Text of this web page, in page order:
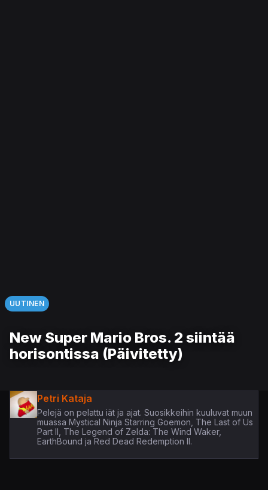
UUTINEN
New Super Mario Bros. 2 siintää
horisontissa (Päivitetty)
Petri Kataja
Pelejä on pelattu iät ja ajat. Suosikkeihin kuuluvat muun
muassa Mystical Ninja Starring Goemon, The Last of Us
Part II, The Legend of Zelda: The Wind Waker,
EarthBound ja Red Dead Redemption II.